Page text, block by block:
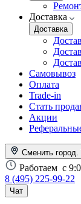
Доставка
Доставка
Самовывоз
Оплата
Trade-in
Стать
Акции
Сменить
Работаем с
8 (495) 225-99-22
Чат